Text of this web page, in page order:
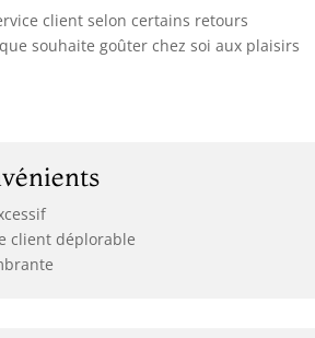
client selon certains retours
souhaite goûter chez soi aux plaisirs
client déplorable